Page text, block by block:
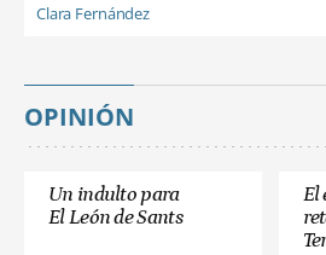
Clara Fernández
OPINIÓN
Un indulto para
El León de Sants
El